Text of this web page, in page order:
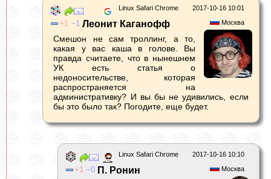
2017-10-16 10:01
Linux Safari Chrome
Москва
1 1 Леонит Каганофф
Смешон не сам троллинг, а то,
какая у вас каша в голове. Вы
правда считаете, что в нынешнем
УК есть статья о
недоносительстве, которая
распространяется на
административку? И вы бы не удивились, если
бы это было так? Погодите, еще будет.
2017-10-16 10:10
Linux Safari Chrome
Москва
1 0 П. Ронин